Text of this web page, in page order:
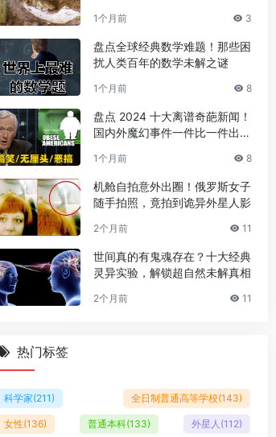
1个月前 3
盘点全球经典数学难题！那些困
扰人类百年的数学未解之谜
1个月前 8
盘点 2024 十大离谱奇葩新闻！
国内外魔幻事件一件比一件出人
1个月前 8
机舱自拍意外出圈！俄罗斯女子
随手拍照，竟拍到诡异外星人影
2个月前 11
世间真的有鬼魂存在？十大经典
灵异实验，解锁超自然未解真相
2个月前 11
热门标签
科学家(211) 全日制普通高等学校(143)
女性(136) 普通本科(133) 外星人 (112)